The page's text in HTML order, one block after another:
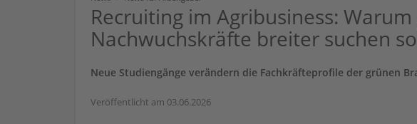
Recruiting im Agribusiness:
Nachwuchskräfte breiter suchen
Neue Studiengänge verändern die Fachkräfteprofile der grünen
Veröffentlicht am 03.06.2026